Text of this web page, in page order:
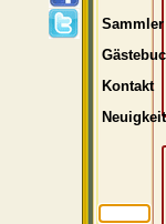
Sammler
Kontakt